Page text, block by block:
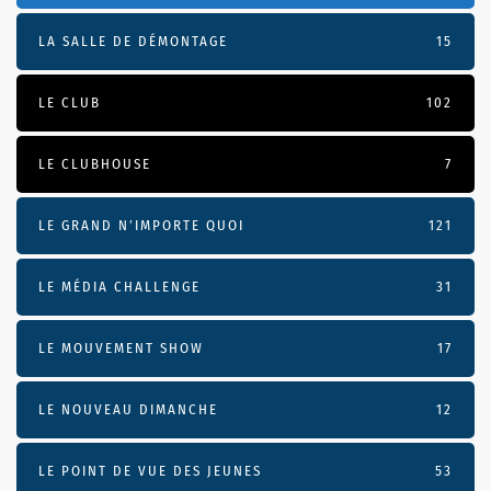
LA SALLE DE DÉMONTAGE 15
LE CLUB 102
LE CLUBHOUSE 7
LE GRAND N’IMPORTE QUOI 121
LE MÉDIA CHALLENGE 31
LE MOUVEMENT SHOW 17
LE NOUVEAU DIMANCHE 12
LE POINT DE VUE DES JEUNES 53